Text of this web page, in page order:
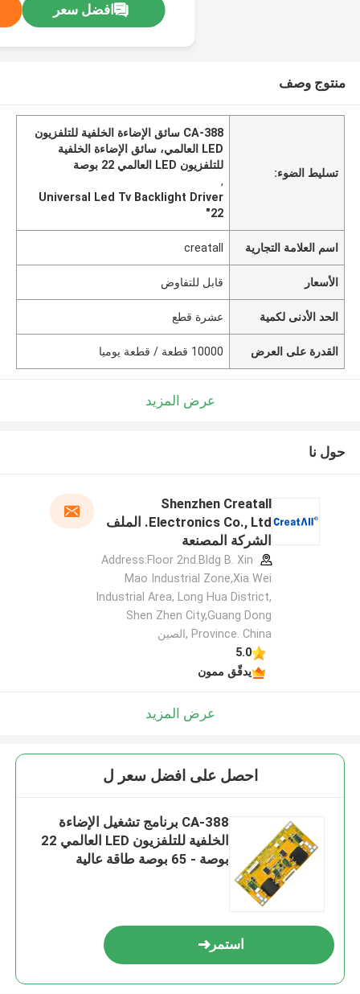
افضل سعر
منتوج وصف
تسليط الضوء:
CA-388 سائق الإضاءة الخلفية للتلفزيون
LED العالمي، سائق الإضاءة الخلفية
للتلفزيون LED العالمي 22 بوصة
,
Universal Led Tv Backlight Driver
22"
اسم العلامة التجارية creatall
الأسعار قابل للتفاوض
الحد الأدنى لكمية عشرة قطع
القدرة على العرض 10000 قطعة / قطعة يوميا
عرض المزيد
حول نا
Shenzhen Creatall
Electronics Co., Ltd. الملف
الشركة المصنعة
Address:Floor 2nd.Bldg B. Xin
Mao Industrial Zone,Xia Wei
Industrial Area, Long Hua District,
Shen Zhen City,Guang Dong
Province. China ,الصين
5.0
يدقّق ممون
عرض المزيد
احصل على افضل سعر ل
CA-388 برنامج تشغيل الإضاءة
الخلفية للتلفزيون LED العالمي 22
بوصة - 65 بوصة طاقة عالية
استمر